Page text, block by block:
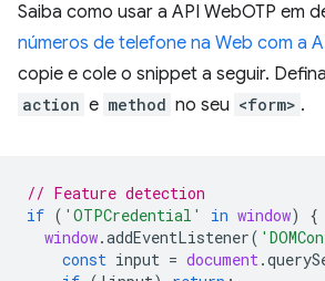
Saiba como usar a API WebOTP em
números de telefone na Web com a
copie e cole o snippet a seguir.
action e method no seu <form> .
// Feature detection
if ( 'OTPCredential' in window)
{
window.addEventListener(
const input = document.